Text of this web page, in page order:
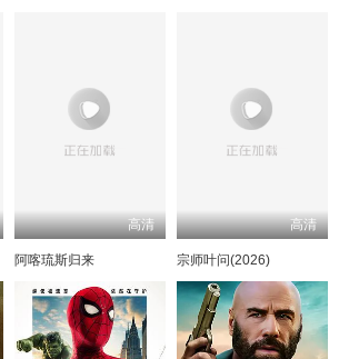
高清
阿喀琉斯归来
高清
宗师叶问(2026)